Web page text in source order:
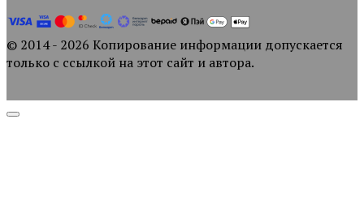
© 2014 - 2026 Копирование информации допускается
только с ссылкой на этот сайт и автора.